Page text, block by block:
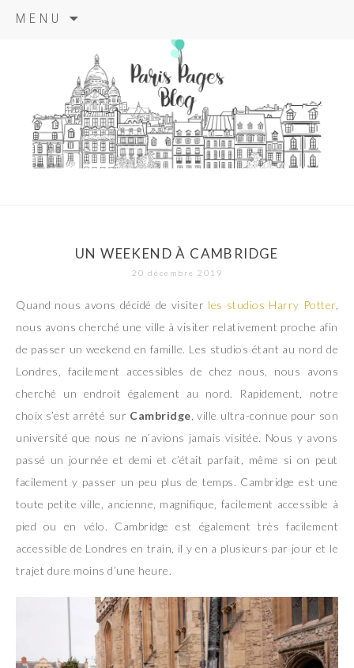
MENU
principal
paris pages
blog
UN WEEKEND À CAMBRIDGE
20 décembre 2019
Quand nous avons décidé de visiter les studios Harry Potter,
nous avons cherché une ville à visiter relativement proche afin
de passer un weekend en famille. Les studios étant au nord de
Londres, facilement accessibles de chez nous, nous avons
cherché un endroit également au nord. Rapidement, notre
choix s’est arrêté sur Cambridge , ville ultra-connue pour son
université que nous ne n’avions jamais visitée. Nous y avons
passé un journée et demi et c’était parfait, même si on peut
facilement y passer un peu plus de temps. Cambridge est une
toute petite ville, ancienne, magnifique, facilement accessible à
pied ou en vélo. Cambridge est également très facilement
accessible de Londres en train, il y en a plusieurs par jour et le
trajet dure moins d’une heure.